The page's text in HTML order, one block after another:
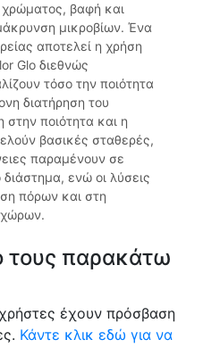
βαφή και
μικροβίων. Ένα
αποτελεί η χρήση
Glo διεθνώς
τόσο την ποιότητα
διατήρηση του
ποιότητα και η
βασικές σταθερές,
παραμένουν σε
ενώ οι λύσεις
πόρων και στη
χώρων.
τους παρακάτω
έχουν πρόσβαση
Κάντε κλικ εδώ για να